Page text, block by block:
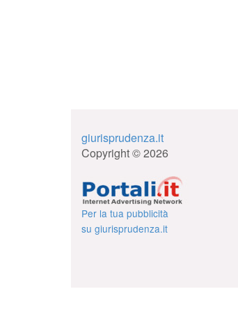
giurisprudenza.it
Copyright © 2026
Per la tua pubblicità
su giurisprudenza.it